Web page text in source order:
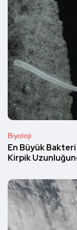
Biyoloji
En Büyük
Kirpik